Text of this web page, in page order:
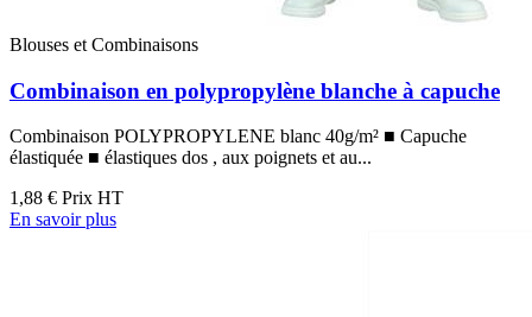
Blouses et Combinaisons
Combinaison en polypropylène blanche à capuche
Combinaison POLYPROPYLENE blanc 40g/m² ■ Capuche
élastiquée ■ élastiques dos , aux poignets et au...
1,88 € Prix HT
En savoir plus